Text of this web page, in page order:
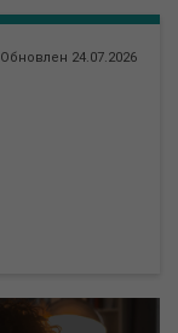
Обновлен 24.07.2026